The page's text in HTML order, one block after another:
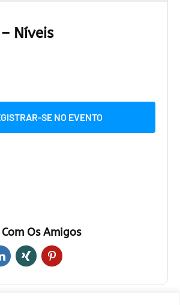
Níveis
SE NO EVENTO
Os Amigos